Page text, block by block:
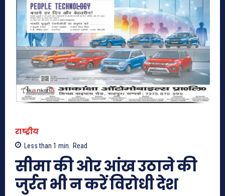
राष्ट्रीय
Less than 1 min. Read
सीमा की ओर आंख उठाने की
जुर्रत भी न करें विरोधी देश